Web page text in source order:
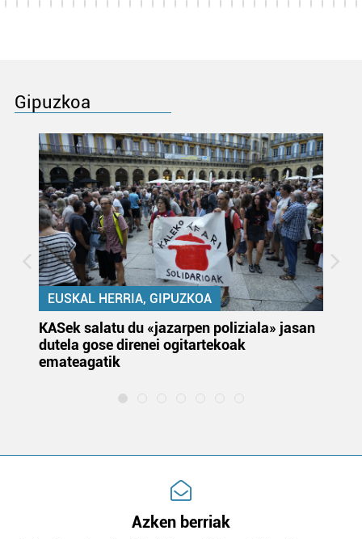
Gipuzkoa
EUSKAL HERRIA, GIPUZKOA
KASek salatu du «jazarpen poliziala» jasan
dutela gose direnei ogitartekoak
emateagatik
Azken berriak